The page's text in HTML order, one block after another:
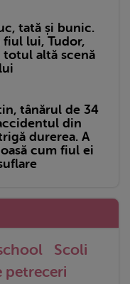
tată și bunic.
fiul lui, Tudor,
totul altă scenă
tânărul de 34
din
durerea. A
cum fiul ei
Scoli
petreceri